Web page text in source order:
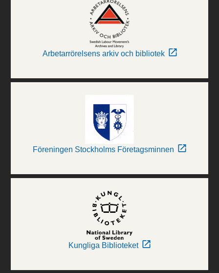
Arbetarrörelsens arkiv och bibliotek
Föreningen Stockholms Företagsminnen
Kungliga Biblioteket